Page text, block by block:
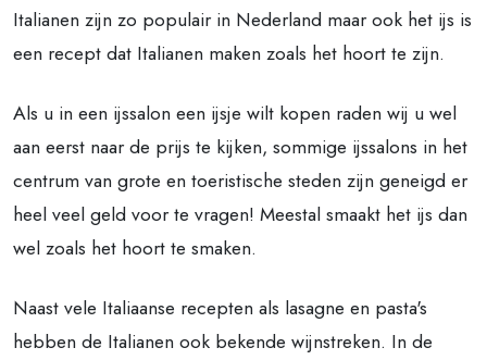
Italianen zijn zo populair in Nederland maar ook het ijs is
een recept dat Italianen maken zoals het hoort te zijn.
Als u in een ijssalon een ijsje wilt kopen raden wij u wel
aan eerst naar de prijs te kijken, sommige ijssalons in het
centrum van grote en toeristische steden zijn geneigd er
heel veel geld voor te vragen! Meestal smaakt het ijs dan
wel zoals het hoort te smaken.
Naast vele Italiaanse recepten als lasagne en pasta's
hebben de Italianen ook bekende wijnstreken. In de